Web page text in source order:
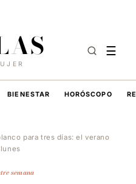
☰
BIENESTAR HORÓSCOPO
para tres días: el verano
semana